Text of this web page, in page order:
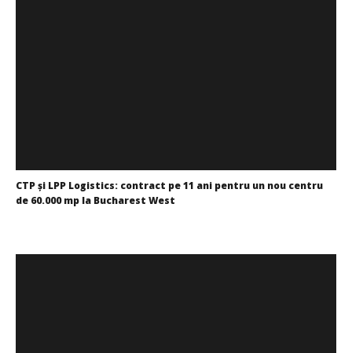
CTP și LPP Logistics: contract pe 11 ani pentru un nou centru
de 60.000 mp la Bucharest West